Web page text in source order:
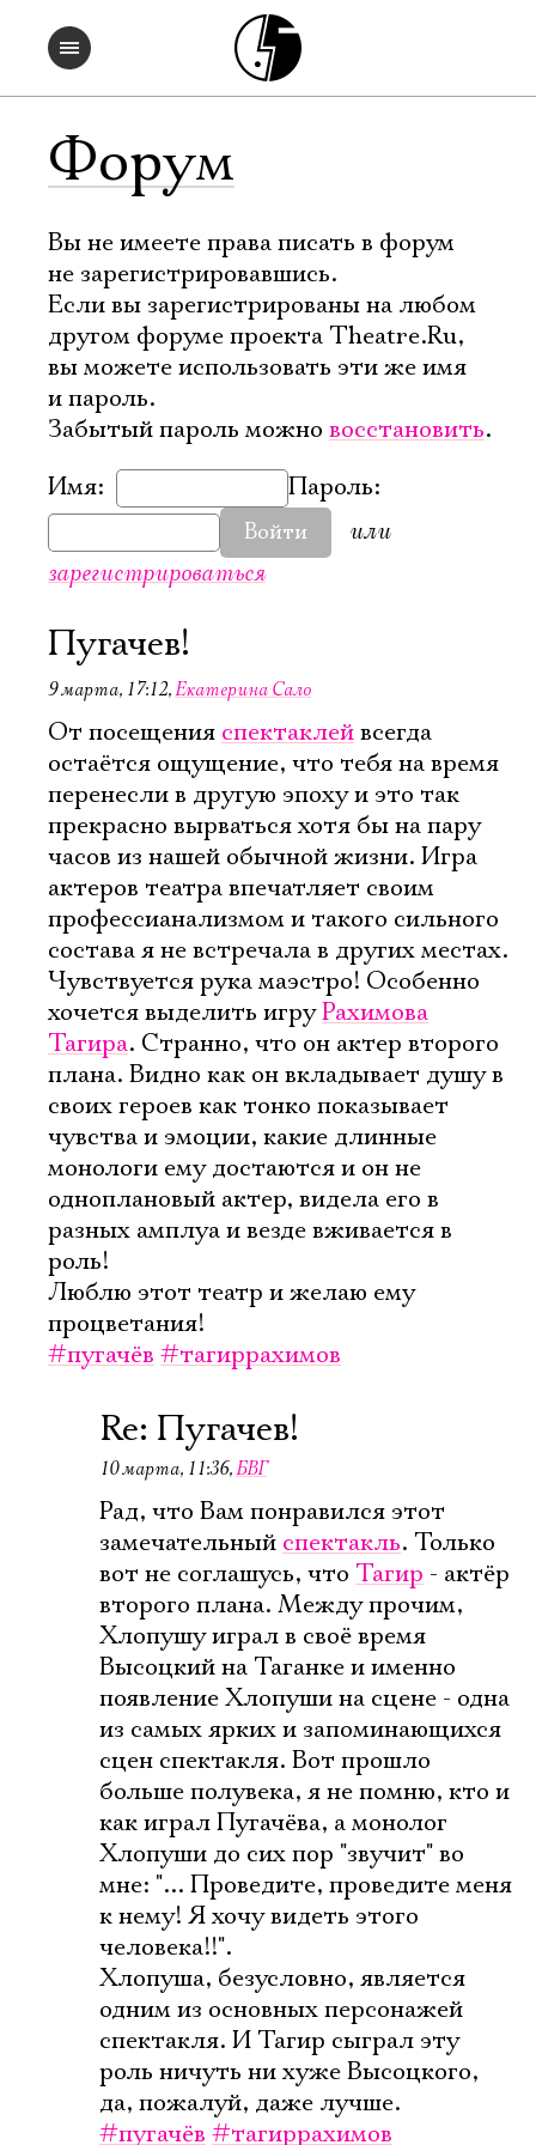
Форум
Вы не имеете права писать в форум
не зарегистрировавшись.
Если вы зарегистрированы на любом
другом форуме проекта Theatre.Ru,
вы можете использовать эти же имя
и пароль.
Забытый пароль можно восстановить.
Имя:
Пароль:
Войти
или
зарегистрироваться
Пугачев!
9 марта, 17:12,Екатерина Сало
От посещения спектаклейвсегда
остаётся ощущение, что тебя на время
перенесли в другую эпоху и это так
прекрасно вырваться хотя бы на пару
часов из нашей обычной жизни. Игра
актеров театра впечатляет своим
профессианализмом и такого сильного
состава я не встречала в других местах.
Чувствуется рука маэстро! Особенно
хочется выделить игруРахимова
Тагира. Странно, что он актер второго
плана. Видно как он вкладывает душу в
своих героев как тонко показывает
чувства и эмоции, какие длинные
монологи ему достаются и он не
одноплановый актер, видела его в
разных амплуа и везде вживается в
роль!
Люблю этот театр и желаю ему
процветания!
#пугачёв #тагиррахимов
Re: Пугачев!
10 марта, 11:36,БВГ
Рад, что Вам понравился этот
замечательный спектакль. Только
вот не соглашусь, что Тагир - актёр
второго плана. Между прочим,
Хлопушу играл в своё время
Высоцкий на Таганке и именно
появление Хлопуши на сцене - одна
из самых ярких и запоминающихся
сцен спектакля. Вот прошло
больше полувека, я не помню, кто и
как играл Пугачёва, а монолог
Хлопуши до сих пор "звучит" во
мне: "... Проведите, проведите меня
к нему! Я хочу видеть этого
человека!!".
Хлопуша, безусловно, является
одним из основных персонажей
спектакля. И Тагир сыграл эту
роль ничуть ни хуже Высоцкого,
да, пожалуй, даже лучше.
#пугачёв #тагиррахимов
Электропочта
Имя
Ознакомиться